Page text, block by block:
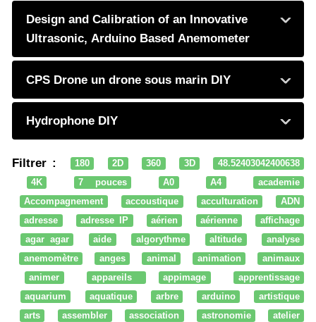
Design and Calibration of an Innovative
Ultrasonic, Arduino Based Anemometer
CPS Drone un drone sous marin DIY
Hydrophone DIY
Filtrer : 180 2D 360 3D
48.52403042400638
4K
7 pouces A0 A4
academie
Accompagnement
accoustique acculturation
ADN
adresse
adresse IP aérien aérienne
affichage
agar agar
aide algorythme altitude
analyse
anemomètre
anges animal animation
animaux
animer
appareils appimage
apprentissage
aquarium
aquatique arbre arduino
artistique
arts
assembler association astronomie
atelier